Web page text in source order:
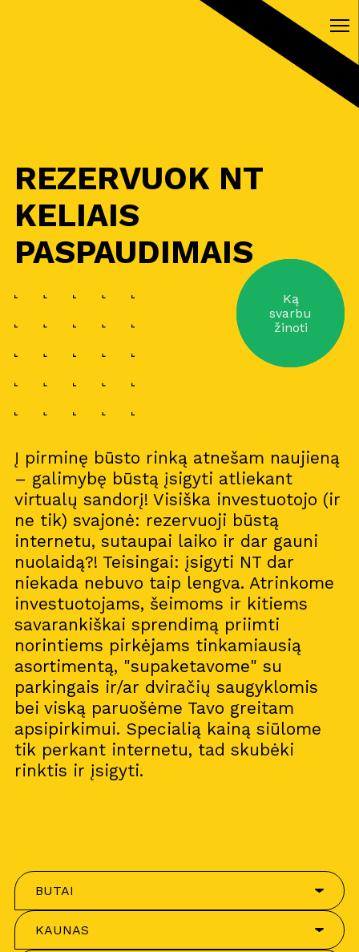
REZERVUOK NT
KELIAIS
PASPAUDIMAIS
Į pirminę būsto rinką atnešam naujieną
– galimybę būstą įsigyti atliekant
virtualų sandorį! Visiška investuotojo (ir
ne tik) svajonė: rezervuoji būstą
internetu, sutaupai laiko ir dar gauni
nuolaidą?! Teisingai: įsigyti NT dar
niekada nebuvo taip lengva. Atrinkome
investuotojams, šeimoms ir kitiems
savarankiškai sprendimą priimti
norintiems pirkėjams tinkamiausią
asortimentą, "supaketavome" su
parkingais ir/ar dviračių saugyklomis
bei viską paruošėme Tavo greitam
apsipirkimui. Specialią kainą siūlome
tik perkant internetu, tad skubėki
rinktis ir įsigyti.
Ką
svarbu
žinoti
BUTAI
KAUNAS